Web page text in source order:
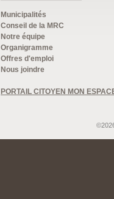
Municipalités
Conseil de la MRC
Notre équipe
Organigramme
Offres d'emploi
Nous joindre
PORTAIL CITOYEN MON